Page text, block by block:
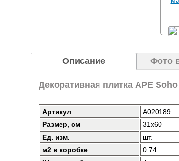
Описание Фото
Декоративная плитка APE
Артикул
A020189
Размер, см
31x60
Ед. изм.
шт.
м2 в коробке
0.74